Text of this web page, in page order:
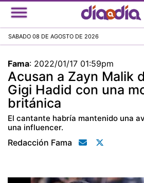
Pasar
al
SABADO 08 DE AGOSTO DE 2026
Fama: 2022/01/17 01:59pm
Acusan a Zayn Malik
Gigi Hadid con una
británica
El cantante habría mantenido una
una influencer.
Redacción Fama